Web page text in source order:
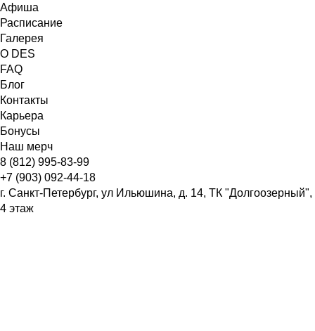
Афиша
Расписание
Галерея
О DES
FAQ
Блог
Контакты
Карьера
Бонусы
Наш мерч
8 (812) 995-83-99
+7 (903) 092-44-18
г. Санкт-Петербург, ул Ильюшина, д. 14, ТК "Долгоозерный",
4 этаж